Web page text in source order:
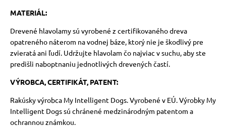
MATERIÁL:
Drevené hlavolamy sú vyrobené z certifikovaného dreva
opatreného náterom na vodnej báze, ktorý nie je škodlivý pre
zvieratá ani ľudí. Udržujte hlavolam čo najviac v suchu, aby ste
predišli naboptnaniu jednotlivých drevených častí.
VÝROBCA, CERTIFIKÁT, PATENT:
Rakúsky výrobca My Intelligent Dogs. Vyrobené v EÚ. Výrobky My
Intelligent Dogs sú chránené medzinárodným patentom a
ochrannou známkou.